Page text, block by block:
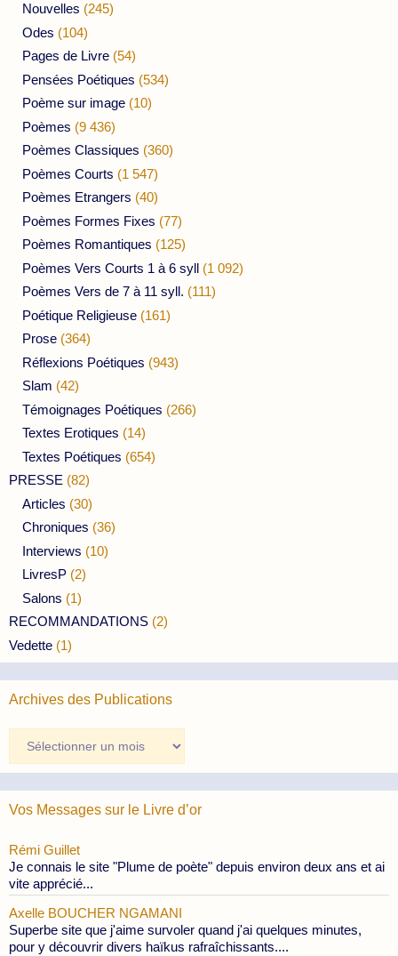
Nouvelles (245)
Odes (104)
Pages de Livre (54)
Pensées Poétiques (534)
Poème sur image (10)
Poèmes (9 436)
Poèmes Classiques (360)
Poèmes Courts (1 547)
Poèmes Etrangers (40)
Poèmes Formes Fixes (77)
Poèmes Romantiques (125)
Poèmes Vers Courts 1 à 6 syll (1 092)
Poèmes Vers de 7 à 11 syll. (111)
Poétique Religieuse (161)
Prose (364)
Réflexions Poétiques (943)
Slam (42)
Témoignages Poétiques (266)
Textes Erotiques (14)
Textes Poétiques (654)
PRESSE (82)
Articles (30)
Chroniques (36)
Interviews (10)
LivresP (2)
Salons (1)
RECOMMANDATIONS (2)
Vedette (1)
Archives des Publications
des
Publications
Vos Messages sur le Livre d’or
Rémi Guillet
Je connais le site "Plume de poète" depuis environ deux ans et ai
vite apprécié...
Axelle BOUCHER NGAMANI
Superbe site que j'aime survoler quand j'ai quelques minutes,
pour y découvrir divers haïkus rafraîchissants....